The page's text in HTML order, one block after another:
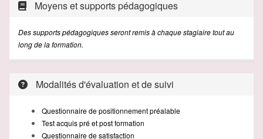
Moyens et supports pédagogiques
Des supportspédagogiquesserontremis àchaquestagiaire tout au
long de la formation.
Modalités d'évaluation et de suivi
Questionnaire depositionnementpréalable
Test acquispréet post formation
Questionnaire de satisfaction